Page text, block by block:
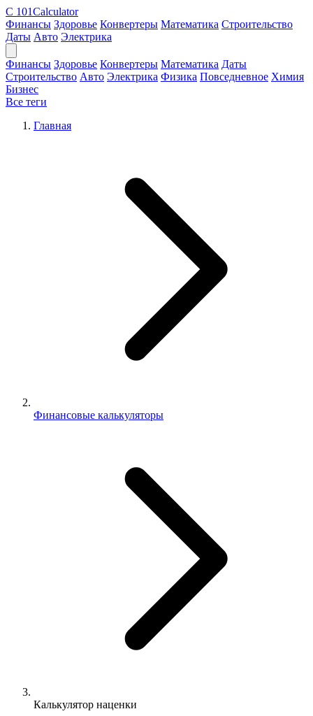
C 101Calculator
Финансы Здоровье Конвертеры Математика Строительство
Даты Авто Электрика
Финансы Здоровье Конвертеры Математика Даты
Строительство Авто Электрика Физика Повседневное Химия
Бизнес
Все теги
Главная
Финансовые калькуляторы
Калькулятор наценки